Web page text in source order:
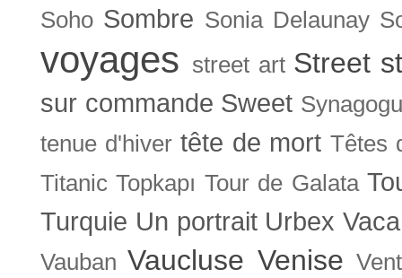
Soho Sombre Sonia Delaunay
voyages street art Street
sur commande Sweet
tenue d'hiver tête de mort Têtes
Titanic Topkapı Tour de Galata
Turquie Un portrait Urbex
Vauban Vaucluse Venise